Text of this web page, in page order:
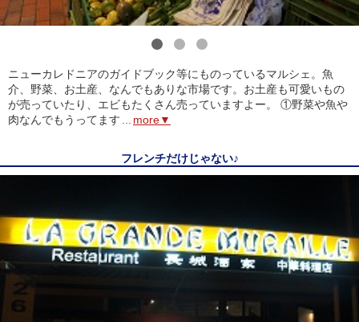
ニューカレドニアのガイドブック等にものっているマルシェ。魚
介、野菜、お土産、なんでもありな市場です。お土産も可愛いもの
が売っていたり、エビもたくさん売っていますよー。 ①野菜や魚や
肉なんでもうってます ... more▼
フレンチだけじゃない♪